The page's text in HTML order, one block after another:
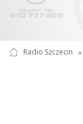
Radio Szczecin »